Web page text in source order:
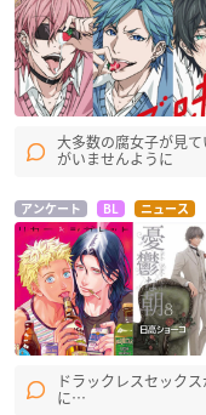
大多数の腐女子が見
がいませんように
アンケート BL ニュース
ドラックレスセック
に…